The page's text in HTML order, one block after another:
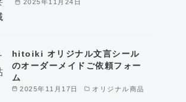
2025年11月24日
2025年11月17日 オリジナル商品
hitoiki オリジナル文言シール
のオーダーメイドご依頼フォー
ム